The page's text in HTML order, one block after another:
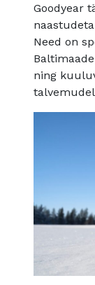
Goodyear
Need on
ning